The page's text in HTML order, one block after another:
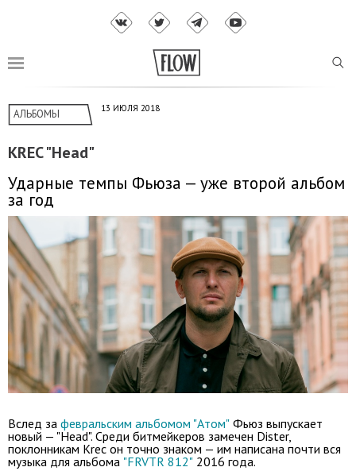
АЛЬБОМЫ 13 ИЮЛЯ 2018
KREC "Head"
Ударные темпы Фьюза — уже второй альбом
за год
Вслед за февральским альбомом "Атом" Фьюз выпускает
новый — "Head". Среди битмейкеров замечен Dister,
поклонникам Krec он точно знаком — им написана почти вся
музыка для альбома "FRVTR 812" 2016 года.